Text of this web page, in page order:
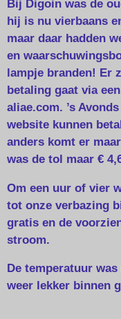
Bij Digoin was de
hij is nu vierbaans
maar daar hadden
en
lampje branden! Er
betaling gaat via
aliae.com. ’s
website kunnen
anders komt er
was de tol maar €
Om een uur of vier
tot onze verbazing
gratis en de
stroom.
De temperatuur
weer lekker binnen